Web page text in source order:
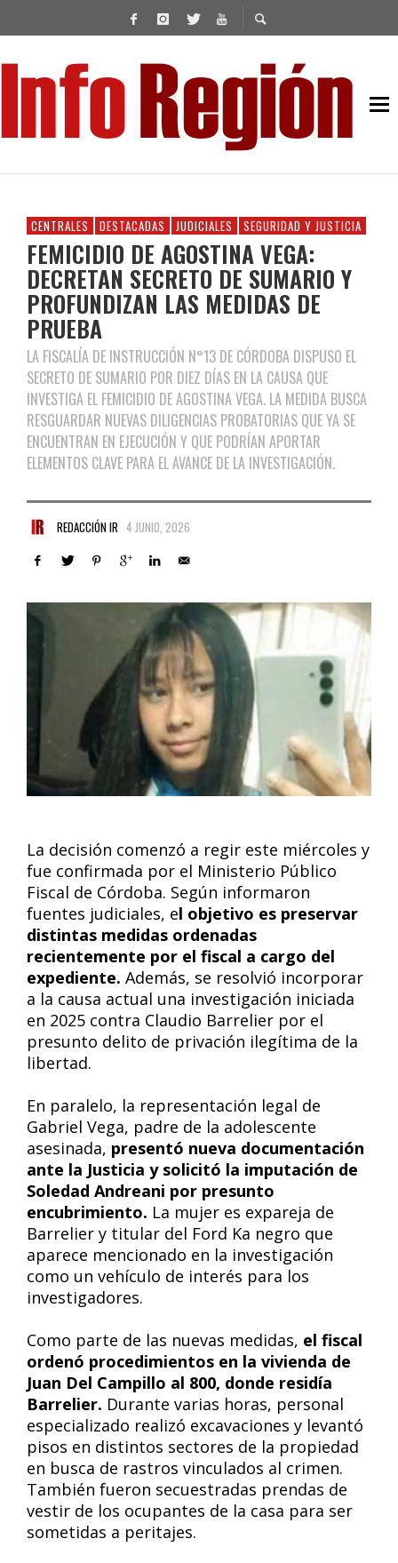
CENTRALES DESTACADAS JUDICIALES SEGURIDAD Y JUSTICIA
FEMICIDIO DE AGOSTINA VEGA:
DECRETAN SECRETO DE SUMARIO Y
PROFUNDIZAN LAS MEDIDAS DE
PRUEBA
LA FISCALÍA DE INSTRUCCIÓN N°13 DE CÓRDOBA DISPUSO EL
SECRETO DE SUMARIO POR DIEZ DÍAS EN LA CAUSA QUE
INVESTIGA EL FEMICIDIO DE AGOSTINA VEGA. LA MEDIDA BUSCA
RESGUARDAR NUEVAS DILIGENCIAS PROBATORIAS QUE YA SE
ENCUENTRAN EN EJECUCIÓN Y QUE PODRÍAN APORTAR
ELEMENTOS CLAVE PARA EL AVANCE DE LA INVESTIGACIÓN.
REDACCIÓN IR 4 JUNIO, 2026
La decisión comenzó a regir este miércoles y
fue confirmada por el Ministerio Público
Fiscal de Córdoba. Según informaron
fuentes judiciales, el objetivo es preservar
distintas medidas ordenadas
recientemente por el fiscal a cargo del
expediente. Además, se resolvió incorporar
a la causa actual una investigación iniciada
en 2025 contra Claudio Barrelier por el
presunto delito de privación ilegítima de la
libertad.
En paralelo, la representación legal de
Gabriel Vega, padre de la adolescente
asesinada, presentó nueva documentación
ante la Justicia y solicitó la imputación de
Soledad Andreani por presunto
encubrimiento. La mujer es expareja de
Barrelier y titular del Ford Ka negro que
aparece mencionado en la investigación
como un vehículo de interés para los
investigadores.
Como parte de las nuevas medidas, el fiscal
ordenó procedimientos en la vivienda de
Juan Del Campillo al 800, donde residía
Barrelier. Durante varias horas, personal
especializado realizó excavaciones y levantó
pisos en distintos sectores de la propiedad
en busca de rastros vinculados al crimen.
También fueron secuestradas prendas de
vestir de los ocupantes de la casa para ser
sometidas a peritajes.